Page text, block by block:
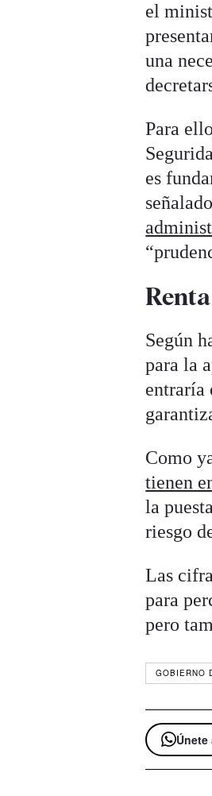
el
una
Para
es
Según
para la
entraría
Como
tienen
la
riesgo
Las
para
pero
GOBIERNO